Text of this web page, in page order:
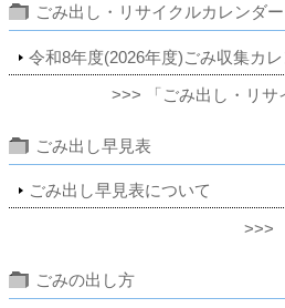
ごみ出し・リサイクルカレンダー
令和8年度(2026年度)ごみ収集カ
>>> 「ごみ出し・リ
ごみ出し早見表
ごみ出し早見表について
>>>
ごみの出し方